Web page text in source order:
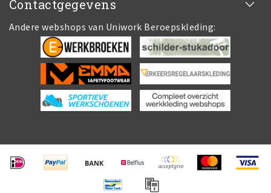
Contactgegevens
Andere webshops van Uniwork Beroepskleding: